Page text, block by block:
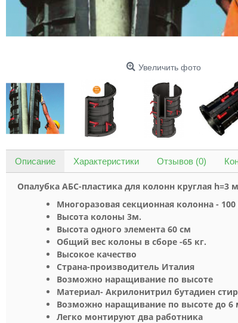
Увеличить фото
Описание Характеристики Отзывов (0)
Опалубка АБС-пластика для колонн круглая h=3
Многоразовая секционная колонна -
Высота колоны 3м.
Высота одного элемента 60 см
Общий вес колоны в сборе -65 кг.
Высокое качество
Страна-производитель Италия
Возможно наращивание по высоте
Материал- Акрилонитрил бутадиен
Возможно наращивание по высоте до 6
Легко монтируют два работника